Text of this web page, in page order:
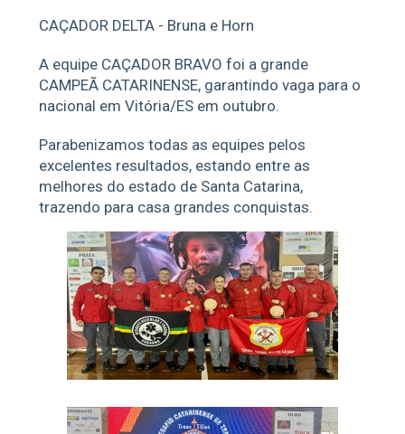
CAÇADOR DELTA - Bruna e Horn
A equipe CAÇADOR BRAVO foi a grande
CAMPEÃ CATARINENSE, garantindo vaga para o
nacional em Vitória/ES em outubro.
Parabenizamos todas as equipes pelos
excelentes resultados, estando entre as
melhores do estado de Santa Catarina,
trazendo para casa grandes conquistas.